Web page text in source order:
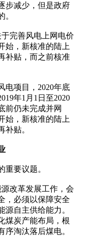
步减少，但是政府
。
完善风电上网电价
始，新核准的陆上
补贴，而之前核准
电项目，2020年底
年1月1日至2020
前仍未完成并网
始，新核准的陆上
补贴。
重要议题。
改革发展工作，会
，必须以保障安全
源自主供给能力。
煤炭产能布局，根
淘汰落后煤电。